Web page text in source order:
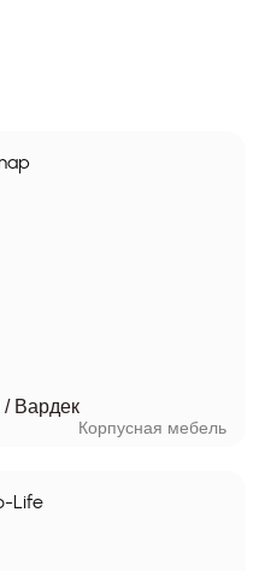
/ Вардек
Корпусная мебель